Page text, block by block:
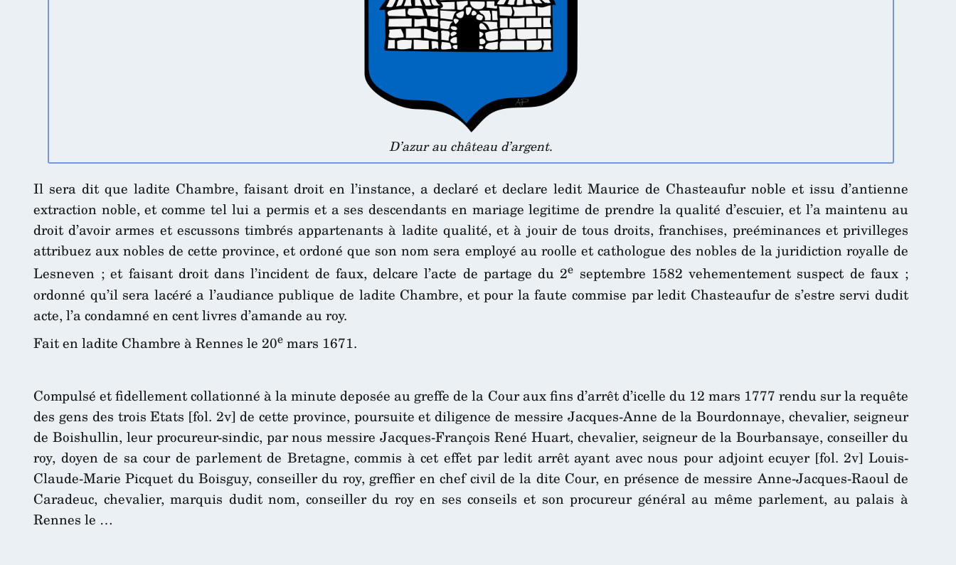
D’azur au château d’argent.
Il sera dit que ladite Chambre, faisant droit en l’instance, a declaré et declare ledit Maurice de Chasteaufur noble et issu d’antienne
extraction noble, et comme tel lui a permis et a ses descendants en mariage legitime de prendre la qualité d’escuier, et l’a maintenu au
droit d’avoir armes et escussons timbrés appartenants à ladite qualité, et à jouir de tous droits, franchises, preéminances et privilleges
attribuez aux nobles de cette province, et ordoné que son nom sera employé au roolle et cathologue des nobles de la juridiction royalle de
Lesneven ; et faisant droit dans l’incident de faux, delcare l’acte de partage du 2e septembre 1582 vehementement suspect de faux ;
ordonné qu’il sera lacéré a l’audiance publique de ladite Chambre, et pour la faute commise par ledit Chasteaufur de s’estre servi dudit
acte, l’a condamné en cent livres d’amande au roy.
Fait en ladite Chambre à Rennes le 20e mars 1671.
Compulsé et fidellement collationné à la minute deposée au greffe de la Cour aux fins d’arrêt d’icelle du 12 mars 1777 rendu sur la requête
des gens des trois Etats [fol. 2v] de cette province, poursuite et diligence de messire Jacques-Anne de la Bourdonnaye, chevalier, seigneur
de Boishullin, leur procureur-sindic, par nous messire Jacques-François René Huart, chevalier, seigneur de la Bourbansaye, conseiller du
roy, doyen de sa cour de parlement de Bretagne, commis à cet effet par ledit arrêt ayant avec nous pour adjoint ecuyer [fol. 2v] Louis-
Claude-Marie Picquet du Boisguy, conseiller du roy, greffier en chef civil de la dite Cour, en présence de messire Anne-Jacques-Raoul de
Caradeuc, chevalier, marquis dudit nom, conseiller du roy en ses conseils et son procureur général au même parlement, au palais à
Rennes le …